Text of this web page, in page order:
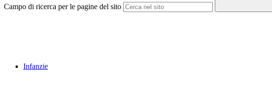
Campo di ricerca per le pagine del sito
Infanzie